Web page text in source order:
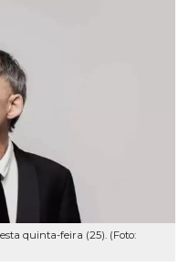
quinta-feira (25). (Foto: